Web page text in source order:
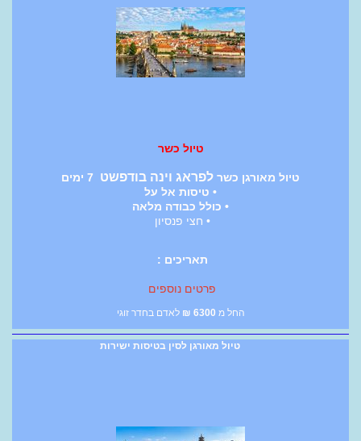
טיול כשר
טיול מאורגן כשר לפראג וינה בודפשט
• טיסות אל על
• כולל כבודה מלאה
• חצי פנסיון
תאריכים :
פרטים נוספים
החל מ 6300
₪ לאדם בחדר זוגי
טיול מאורגן לסין בטיסות ישירות